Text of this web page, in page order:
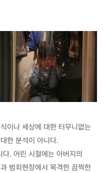
이나 세상에 대한 터무니없는
한 분석이 아니다.
. 어린 시절에는 아버지의
범죄현장에서 목격한 끔찍한